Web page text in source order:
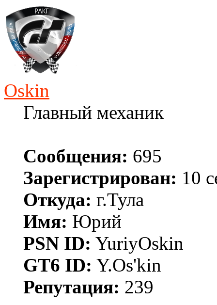
Oskin
Главный механик
Сообщения: 695
Зарегистрирован: 10
Откуда: г.Тула
Имя: Юрий
PSN ID: YuriyOskin
GT6 ID: Y.Os'kin
Репутация: 239